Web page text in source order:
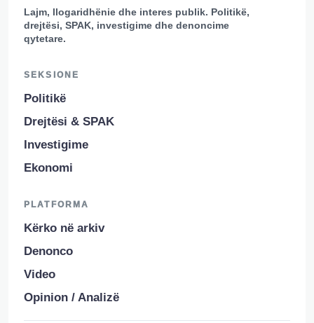
Lajm, llogaridhënie dhe interes publik. Politikë,
drejtësi, SPAK, investigime dhe denoncime
qytetare.
SEKSIONE
Politikë
Drejtësi & SPAK
Investigime
Ekonomi
PLATFORMA
Kërko në arkiv
Denonco
Video
Opinion / Analizë